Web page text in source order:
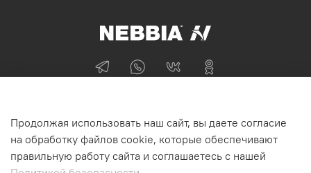
+74955870705
г Москва
Продолжая использовать наш сайт, вы даете согласие
на обработку файлов cookie, которые обеспечивают
правильную работу сайта и соглашаетесь с нашей